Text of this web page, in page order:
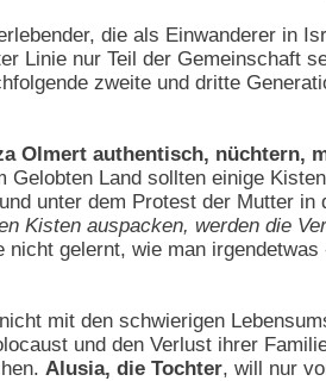
die als Einwanderer in
Linie nur Teil der Gemeinschaft
zweite und dritte
Olmert authentisch, nüchtern,
Land sollten einige
unter dem Protest der Mutter
Kisten auspacken, werden die
gelernt, wie man
mit den schwierigen
und den Verlust ihrer
Alusia, die Tochter, will nur